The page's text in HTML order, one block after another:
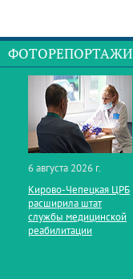
ФОТОРЕПОРТАЖИ
6 августа 2026 г.
Кирово‑Чепецкая ЦРБ
расширила штат
службы медицинской
реабилитации